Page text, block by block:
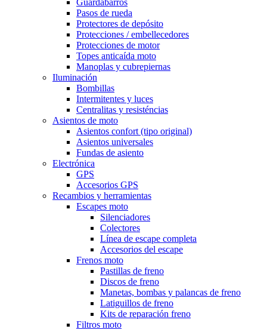
Guardabarros
Pasos de rueda
Protectores de depósito
Protecciones / embellecedores
Protecciones de motor
Topes anticaída moto
Manoplas y cubrepiernas
Iluminación
Bombillas
Intermitentes y luces
Centralitas y resisténcias
Asientos de moto
Asientos confort (tipo original)
Asientos universales
Fundas de asiento
Electrónica
GPS
Accesorios GPS
Recambios y herramientas
Escapes moto
Silenciadores
Colectores
Línea de escape completa
Accesorios del escape
Frenos moto
Pastillas de freno
Discos de freno
Manetas, bombas y palancas de freno
Latiguillos de freno
Kits de reparación freno
Filtros moto